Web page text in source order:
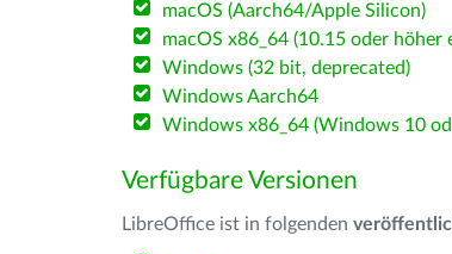
macOS (Aarch64/Apple Silicon)
macOS x86_64 (10.15 oder höher
Windows (32 bit, deprecated)
Windows Aarch64
Windows x86_64 (Windows 10
Verfügbare Versionen
LibreOffice ist in folgenden